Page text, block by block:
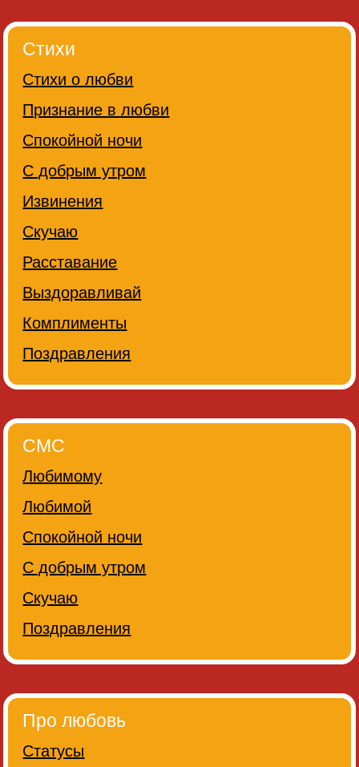
Стихи
Стихи о любви
Признание в любви
Спокойной ночи
С добрым утром
Извинения
Скучаю
Расставание
Выздоравливай
Комплименты
Поздравления
СМС
Любимому
Любимой
Спокойной ночи
С добрым утром
Скучаю
Поздравления
Про любовь
Статусы